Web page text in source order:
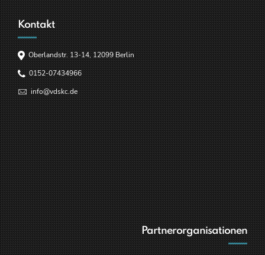
Kontakt
Oberlandstr. 13-14, 12099 Berlin
0152-07434966
info@vdskc.de
Partnerorganisationen